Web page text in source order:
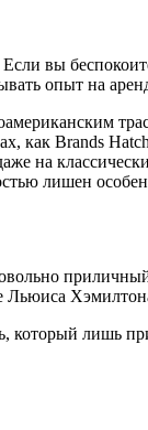
вы
опыт на
как Brands
на
лишен
Льюиса
который лишь